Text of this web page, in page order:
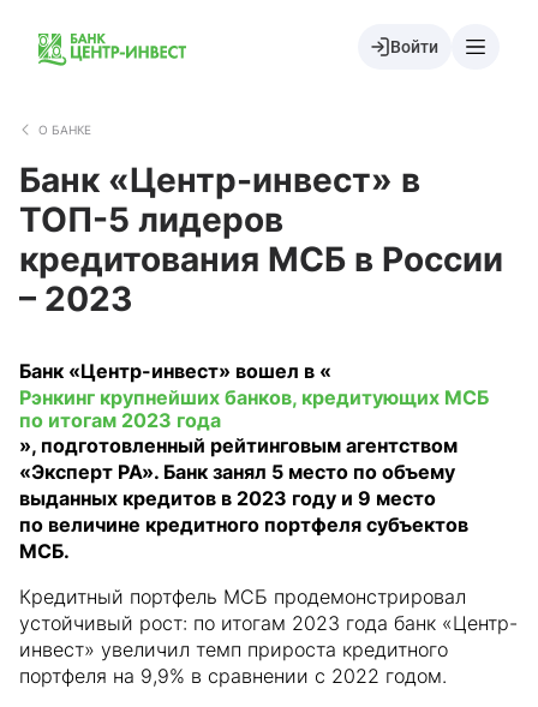
Войти
О БАНКЕ
Банк «Центр-инвест» в
ТОП-5 лидеров
кредитования МСБ в России
– 2023
Банк «Центр-инвест» вошел в «
Рэнкинг крупнейших банков, кредитующих МСБ
по итогам 2023 года
», подготовленный рейтинговым агентством
«Эксперт РА». Банк занял 5 место по объему
выданных кредитов в 2023 году и 9 место
по величине кредитного портфеля субъектов
МСБ.
Кредитный портфель МСБ продемонстрировал
устойчивый рост: по итогам 2023 года банк «Центр-
инвест» увеличил темп прироста кредитного
портфеля на 9,9% в сравнении с 2022 годом.